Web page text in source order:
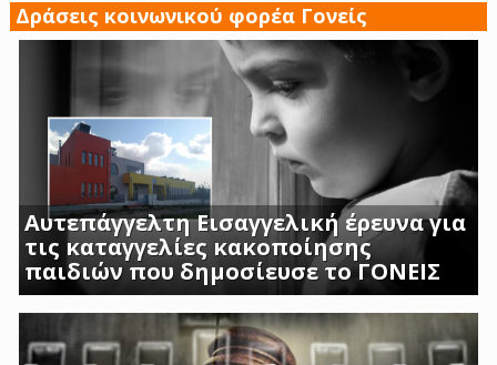
Δράσεις κοινωνικού φορέα Γονείς
Αυτεπάγγελτη Εισαγγελική έρευνα για
τις καταγγελίες κακοποίησης
παιδιών που δημοσίευσε το ΓΟΝΕΙΣ
ΣΟΚΑΡΟΥΝ ΟΙ ΜΑΡΤΥΡΙΕΣ ΓΟΝΕΩΝ ΚΑΙ
ΠΡΟΣΩΠΙΚΟΥ ΤΟΥ Β ΒΡΕΦΙΚΟΥ ΣΤΑΘΜΟΥ
ΑΣΠΡΟΠΥΡΓΟΥ